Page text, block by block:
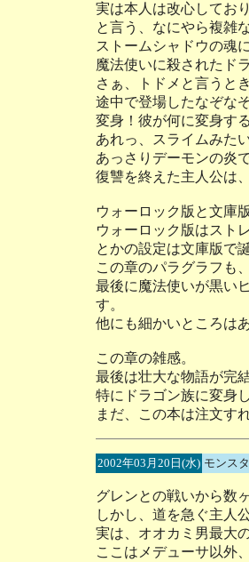
実は本人は改心してお
と言う、なにやら複雑
ストームシャドウの魂
魔法使いに殺されたド
さぁ、トドメと言うと
途中で登場したなぞな
変身！彼が何に変身す
あれっ、スライムみた
あっさりデーモンの炎
復讐を終えた主人公は
ウォーロック版と文庫
ウォーロック版はスト
とかの設定は文庫版で
この章のパラグラフも
最後に魔法使いが黒い
す。
他にも細かいところは
この章の雑感。
最後は壮大な物語が完
特にドラゴン族に変身
まだ、この本は注文す
2002年03月20日(水) モンス
グレンとの戦いから数
しかし、道を急ぐ主人
実は、オオカミ男最大
ここはメデューサ以外